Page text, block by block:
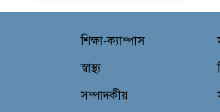
শিক্ষা-ক্যাম্পাস
স্বাস্থ্য
সম্পাদকীয়